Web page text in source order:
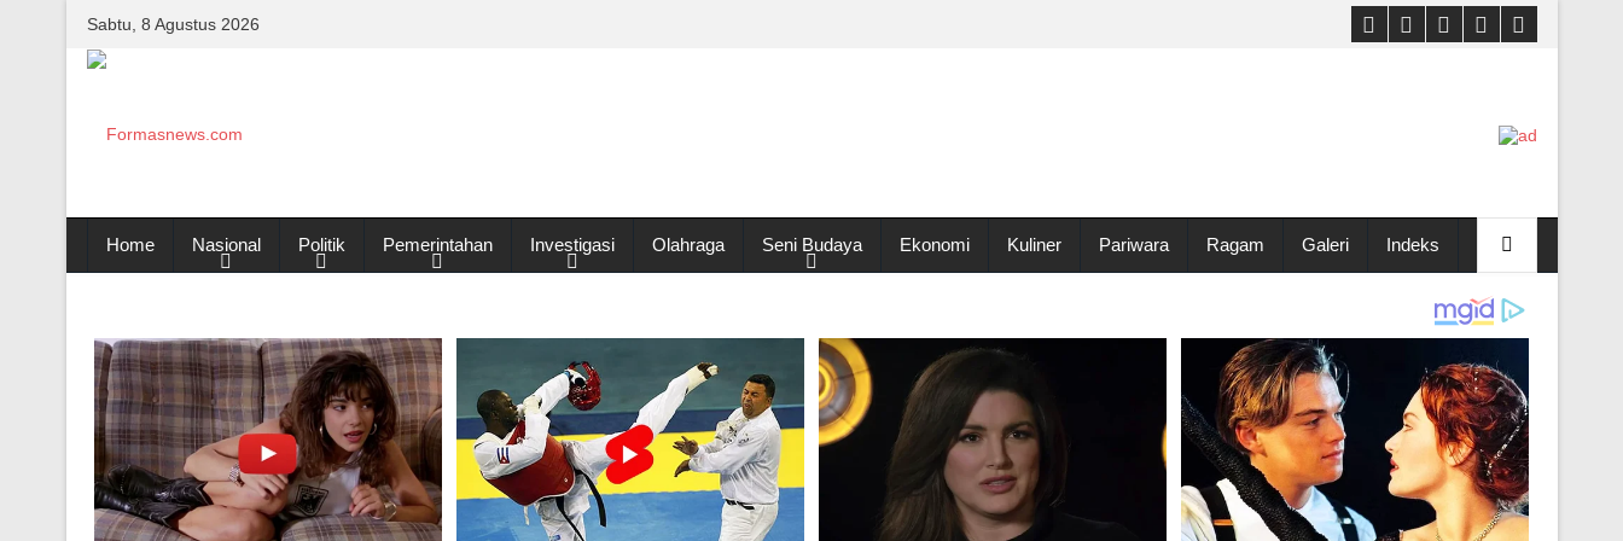
Sabtu, 8 Agustus 2026
Home Nasional Politik Pemerintahan Investigasi Olahraga Seni Budaya Ekonomi Kuliner Pariwara Ragam Galeri Indeks